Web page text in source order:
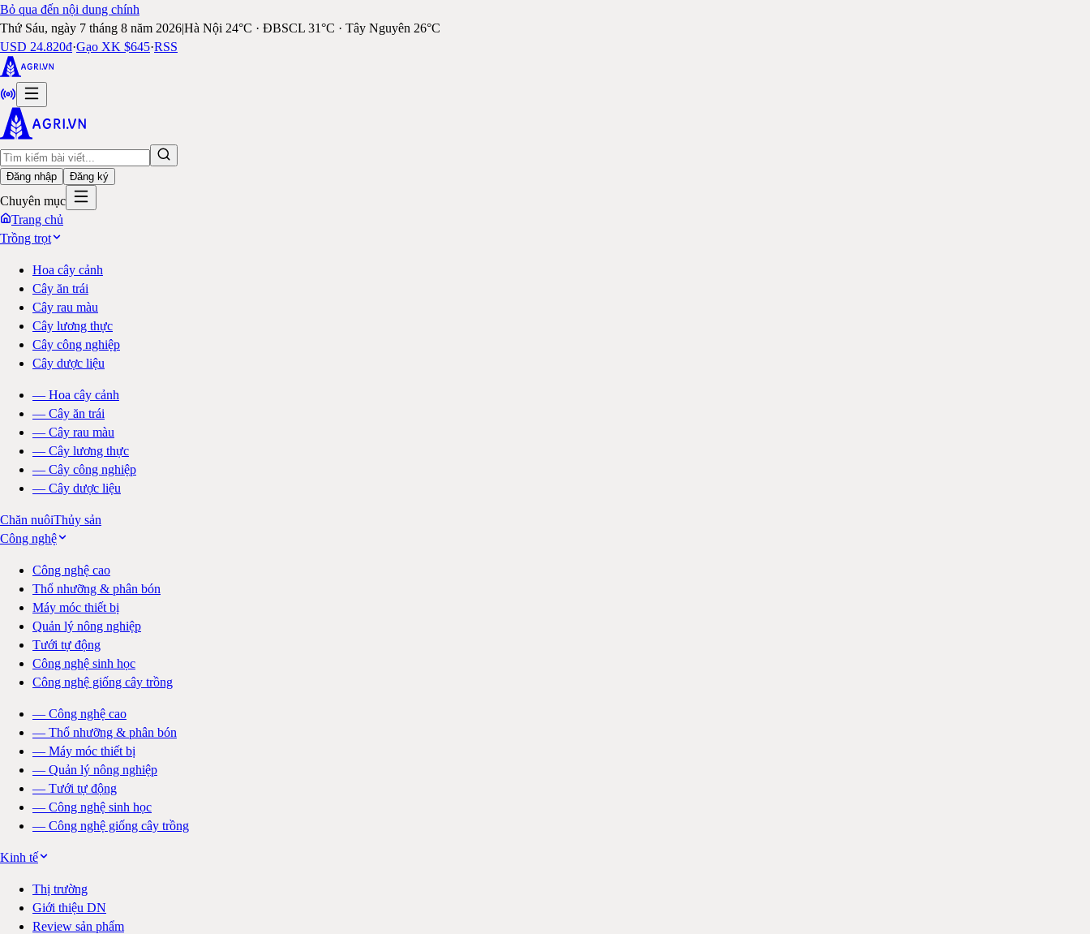
Bỏ qua đến nội dung chính
Thứ Sáu, ngày 7 tháng 8 năm 2026|Hà Nội 24°C · ĐBSCL 31°C · Tây Nguyên 26°C
USD 24.820đ·Gạo XK $645·RSS
Đăng nhập Đăng ký
Chuyên mục
Trang chủ
Trồng trọt
Hoa cây cảnh
Cây ăn trái
Cây rau màu
Cây lương thực
Cây công nghiệp
Cây dược liệu
— Hoa cây cảnh
— Cây ăn trái
— Cây rau màu
— Cây lương thực
— Cây công nghiệp
— Cây dược liệu
Chăn nuôiThủy sản
Công nghệ
Công nghệ cao
Thổ nhưỡng & phân bón
Máy móc thiết bị
Quản lý nông nghiệp
Tưới tự động
Công nghệ sinh học
Công nghệ giống cây trồng
— Công nghệ cao
— Thổ nhưỡng & phân bón
— Máy móc thiết bị
— Quản lý nông nghiệp
— Tưới tự động
— Công nghệ sinh học
— Công nghệ giống cây trồng
Kinh tế
Thị trường
Giới thiệu DN
Review sản phẩm